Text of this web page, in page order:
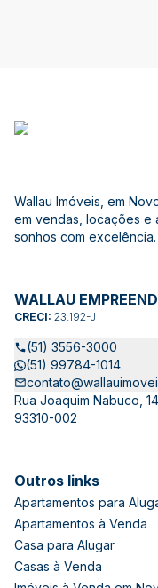
Wallau Imóveis, em
em vendas, locações e
sonhos com excelência.
WALLAU
CRECI: 23.192-J
(51) 3556-3000
(51) 99784-1014
Rua Joaquim Nabuco,
93310-002
Outros links
Apartamentos para
Apartamentos à Venda
Casa para Alugar
Casas à Venda